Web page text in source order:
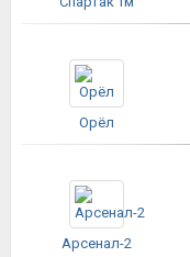
Орёл
Арсенал-2